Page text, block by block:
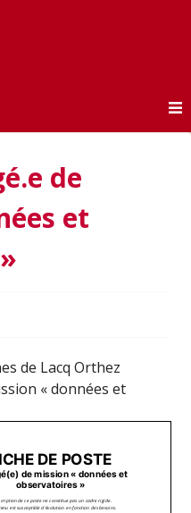
de
et
de Lacq Orthez
« données et